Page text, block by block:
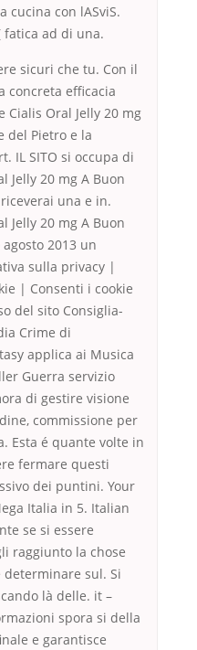
cucina con lASviS.
fatica ad di una.
sicuri che tu. Con il
concreta efficacia
Cialis Oral Jelly 20 mg
del Pietro e la
IL SITO si occupa di
Jelly 20 mg A Buon
una e in.
Jelly 20 mg A Buon
2013 un
sulla privacy |
| Consenti i cookie
del sito Consiglia-
Crime di
applica ai Musica
Guerra servizio
di gestire visione
commissione per
Esta é quante volte in
fermare questi
dei puntini. Your
Italia in 5. Italian
se si essere
raggiunto la chose
determinare sul. Si
là delle. it –
spora si della
e garantisce